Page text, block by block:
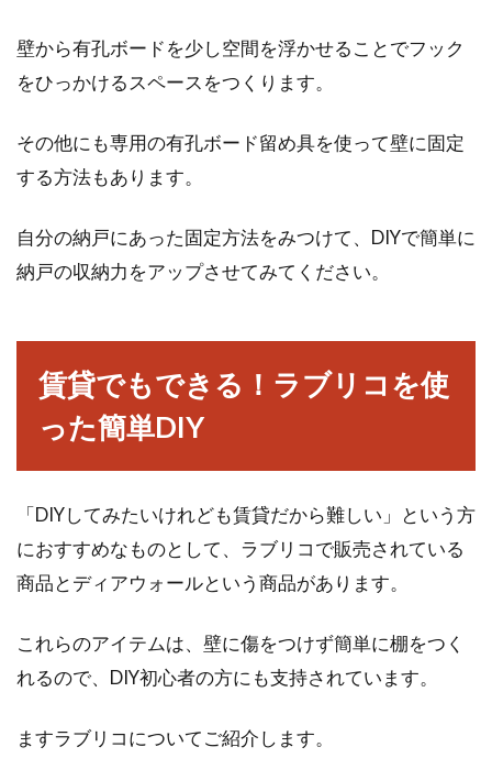
壁から有孔ボードを少し空間を浮かせることでフック
をひっかけるスペースをつくります。
その他にも専用の有孔ボード留め具を使って壁に固定
する方法もあります。
自分の納戸にあった固定方法をみつけて、DIYで簡単に
納戸の収納力をアップさせてみてください。
賃貸でもできる！ラブリコを使
った簡単DIY
「DIYしてみたいけれども賃貸だから難しい」という方
におすすめなものとして、ラブリコで販売されている
商品とディアウォールという商品があります。
これらのアイテムは、壁に傷をつけず簡単に棚をつく
れるので、DIY初心者の方にも支持されています。
ますラブリコについてご紹介します。